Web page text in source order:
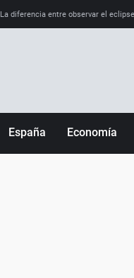
La diferencia entre observar el
España Economía